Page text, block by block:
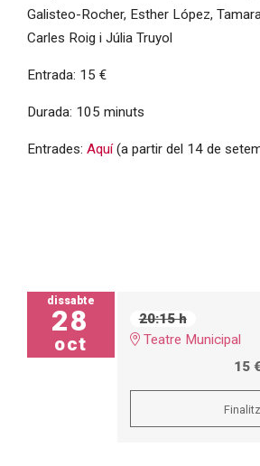
Galisteo-Rocher, Esther López,
Carles Roig i Júlia Truyol
Entrada: 15 €
Durada: 105 minuts
Entrades: Aquí(a partir del 14 de
dissabte
28
oct
20:15 h
Teatre Municipal
15